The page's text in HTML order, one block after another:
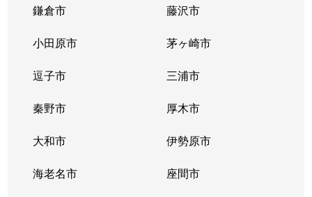
鎌倉市 藤沢市
小田原市 茅ヶ崎市
逗子市 三浦市
秦野市 厚木市
大和市 伊勢原市
海老名市 座間市